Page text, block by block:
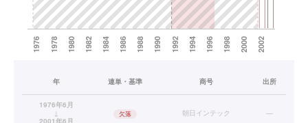
年 連単・基準 商号 出所
1976年6月
↓
2001年6月
欠落 朝日インテック —